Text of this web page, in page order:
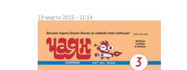
19 марта 2015 - 11:14